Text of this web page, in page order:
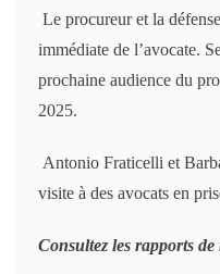
Le procureur et la
immédiate de l’avocate.
prochaine audience du
2025.
Antonio Fraticelli et
visite à des avocats en
Consultez les rapports de